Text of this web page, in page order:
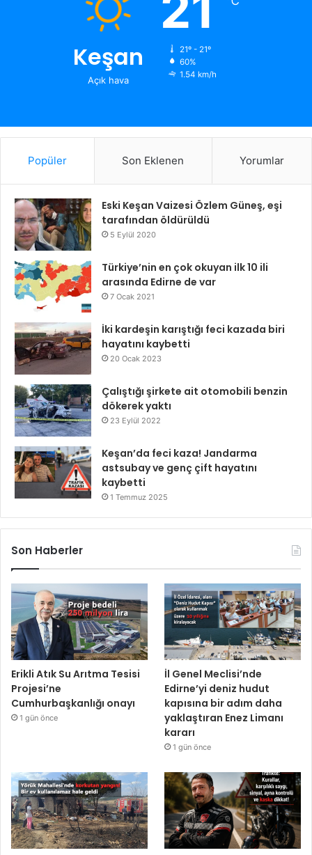
Keşan
Açık hava
21º - 21º
60%
1.54 km/h
Popüler Son Eklenen Yorumlar
Eski Keşan Vaizesi Özlem Güneş, eşi
tarafından öldürüldü
5 Eylül 2020
Türkiye’nin en çok okuyan ilk 10 ili
arasında Edirne de var
7 Ocak 2021
İki kardeşin karıştığı feci kazada biri
hayatını kaybetti
20 Ocak 2023
Çalıştığı şirkete ait otomobili benzin
dökerek yaktı
23 Eylül 2022
Keşan’da feci kaza! Jandarma
astsubay ve genç çift hayatını
kaybetti
1 Temmuz 2025
Son Haberler
Erikli Atık Su Arıtma Tesisi
Projesi’ne
Cumhurbaşkanlığı onayı
1 gün önce
İl Genel Meclisi’nde
Edirne’yi deniz hudut
kapısına bir adım daha
yaklaştıran Enez Limanı
kararı
1 gün önce